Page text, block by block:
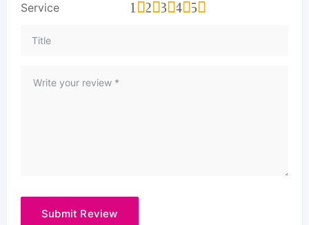
Service 5
4
3
2
1